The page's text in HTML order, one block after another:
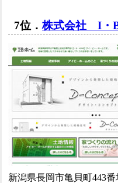
7位．株式会社 I・
新潟県長岡市亀貝町443番